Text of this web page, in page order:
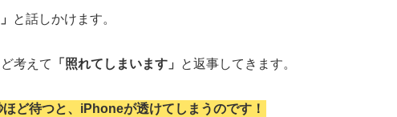
と話しかけます。
考えて 「照れてしまいます」 と返事してきます。
ど待つと、iPhoneが透けてしまうのです！